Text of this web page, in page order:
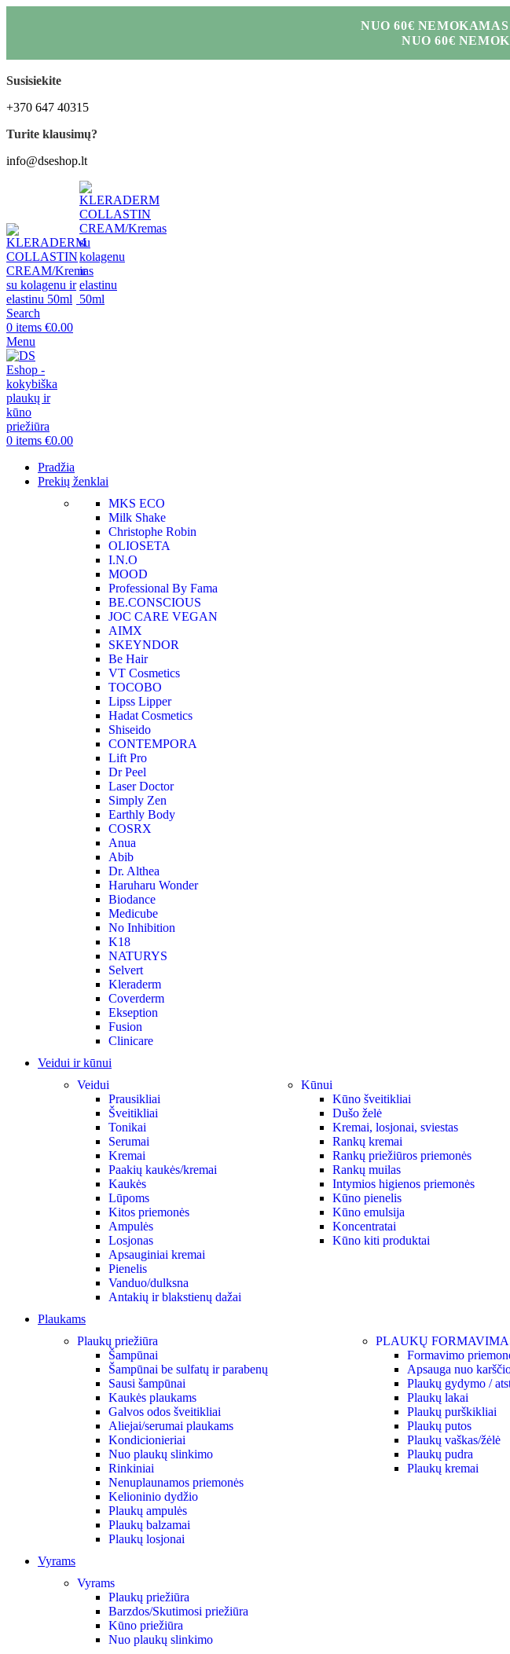
NUO 60€
NUO 60€
Susisiekite
+370 647 40315
Turite klausimų?
info@dseshop.lt
Search
0 items €0.00
Menu
0 items €0.00
Pradžia
Prekių ženklai
MKS ECO
Milk Shake
Christophe Robin
OLIOSETA
I.N.O
MOOD
Professional By Fama
BE.CONSCIOUS
JOC CARE VEGAN
AIMX
SKEYNDOR
Be Hair
VT Cosmetics
TOCOBO
Lipss Lipper
Hadat Cosmetics
Shiseido
CONTEMPORA
Lift Pro
Dr Peel
Laser Doctor
Simply Zen
Earthly Body
COSRX
Anua
Abib
Dr. Althea
Haruharu Wonder
Biodance
Medicube
No Inhibition
K18
NATURYS
Selvert
Kleraderm
Coverderm
Ekseption
Fusion
Clinicare
Veidui ir kūnui
Veidui
Prausikliai
Šveitikliai
Tonikai
Serumai
Kremai
Paakių kaukės/kremai
Kaukės
Lūpoms
Kitos priemonės
Ampulės
Losjonas
Apsauginiai kremai
Pienelis
Vanduo/dulksna
Antakių ir blakstienų dažai
Kūnui
Kūno šveitikliai
Dušo želė
Kremai, losjonai, sviestas
Rankų kremai
Rankų priežiūros priemonės
Rankų muilas
Intymios higienos priemonės
Kūno pienelis
Kūno emulsija
Koncentratai
Kūno kiti produktai
Plaukams
Plaukų priežiūra
Šampūnai
Šampūnai be sulfatų ir parabenų
Sausi šampūnai
Kaukės plaukams
Galvos odos šveitikliai
Aliejai/serumai plaukams
Kondicionieriai
Nuo plaukų slinkimo
Rinkiniai
Nenuplaunamos priemonės
Kelioninio dydžio
Plaukų ampulės
Plaukų balzamai
Plaukų losjonai
PLAUKŲ
Formavimo
Apsauga nuo
Plaukų gydymo /
Plaukų lakai
Plaukų purškikliai
Plaukų putos
Plaukų vaškas/žėlė
Plaukų pudra
Plaukų kremai
Vyrams
Vyrams
Plaukų priežiūra
Barzdos/Skutimosi priežiūra
Kūno priežiūra
Nuo plaukų slinkimo